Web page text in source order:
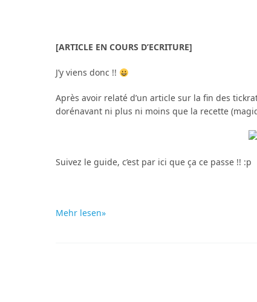
[ARTICLE EN COURS D’ECRITURE]
J’y viens donc !!
Après avoir relaté d’un article sur la fin des
dorénavant ni plus ni moins que la recette
Suivez le guide, c’est par ici que ça ce passe !! :p
Mehr lesen»